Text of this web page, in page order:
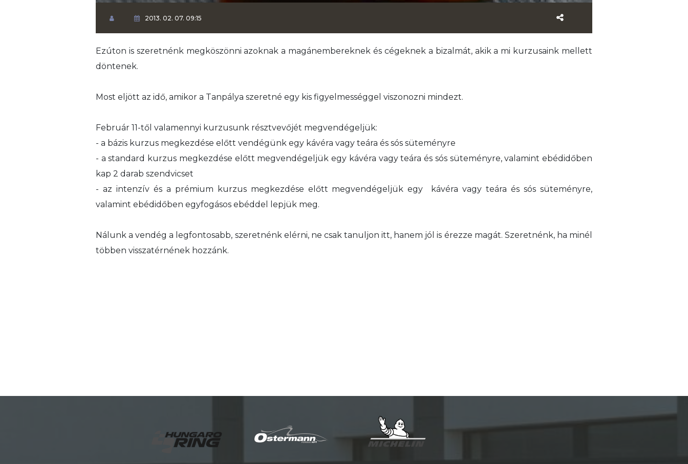
2013. 02. 07. 09:15
Ezúton is szeretnénk megköszönni azoknak a magánembereknek és cégeknek a bizalmát, akik a mi kurzusaink mellett
döntenek.
Most eljött az idő, amikor a Tanpálya szeretné egy kis figyelmességgel viszonozni mindezt.
Február 11-től valamennyi kurzusunk résztvevőjét megvendégeljük:
- a bázis kurzus megkezdése előtt vendégünk egy kávéra vagy teára és sós süteményre
- a standard kurzus megkezdése előtt megvendégeljük egy kávéra vagy teára és sós süteményre, valamint ebédidőben
kap 2 darab szendvicset
- az intenzív és a prémium kurzus megkezdése előtt megvendégeljük egy kávéra vagy teára és sós süteményre,
valamint ebédidőben egyfogásos ebéddel lepjük meg.
Nálunk a vendég a legfontosabb, szeretnénk elérni, ne csak tanuljon itt, hanem jól is érezze magát. Szeretnénk, ha minél
többen visszatérnének hozzánk.